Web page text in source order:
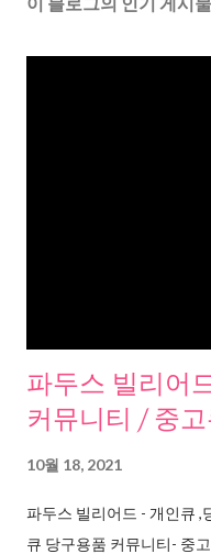
파두스 빌리어
커뮤니티 / 중고
10월 18, 2021
파두스 빌리어드 - 개인큐 ,
큐 당구용품 커뮤니티- 중